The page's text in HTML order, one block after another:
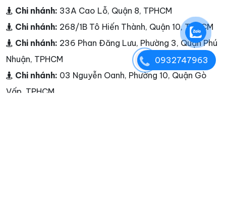
Chi nhánh: 33A Cao Lỗ, Quận 8, TPHCM
Chi nhánh: 268/1B Tô Hiến Thành, Quận 10, TPHCM
Chi nhánh: 236 Phan Đăng Lưu, Phường 3, Quận Phú
Nhuận, TPHCM
Chi nhánh: 03 Nguyễn Oanh, Phường 10, Quận Gò
Vấp, TPHCM
0932747963